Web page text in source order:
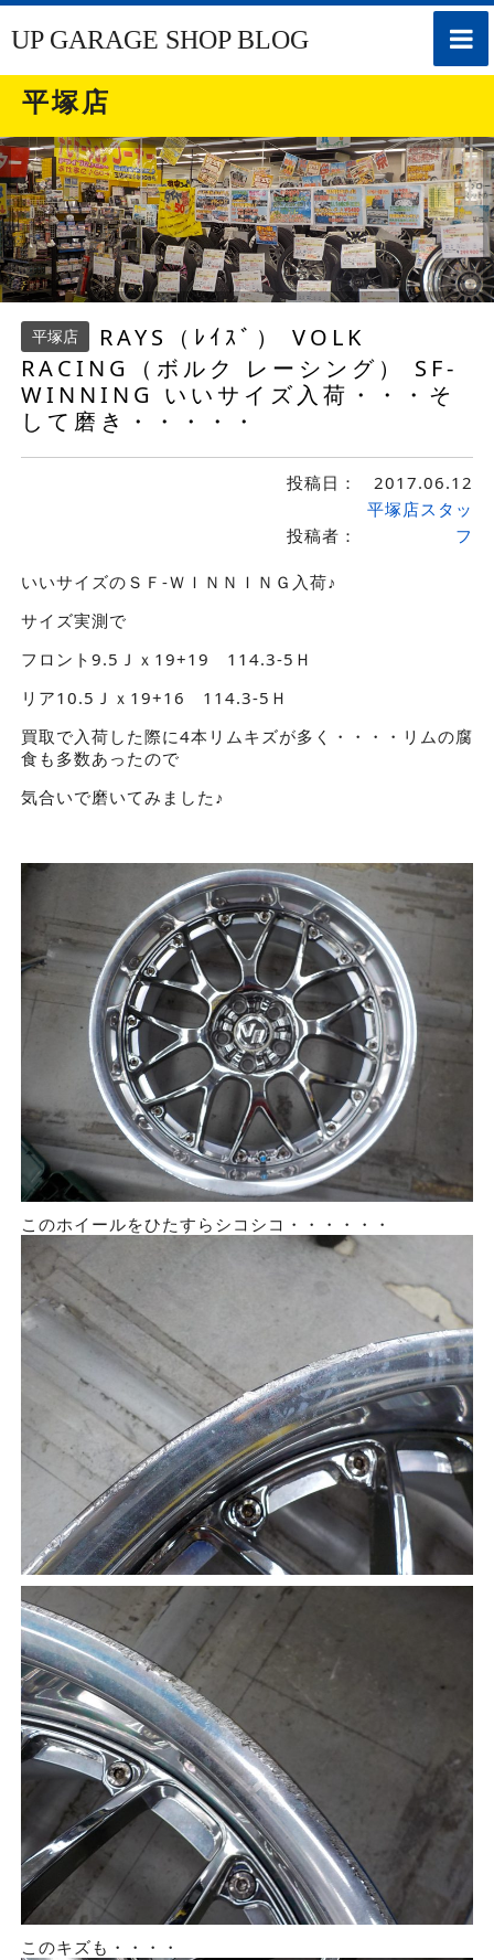
toggle
UP GARAGE SHOP BLOG
平塚店
平塚店
RAYS（ﾚｲｽﾞ） VOLK
RACING（ボルク レーシング） SF-
WINNING いいサイズ入荷・・・そ
して磨き・・・・・
投稿日： 2017.06.12
投稿者：
平塚店スタッ
フ
いいサイズのＳＦ-ＷＩＮＮＩＮＧ入荷♪
サイズ実測で
フロント9.5Ｊｘ19+19 114.3-5Ｈ
リア10.5Ｊｘ19+16 114.3-5Ｈ
買取で入荷した際に4本リムキズが多く・・・・リムの腐
食も多数あったので
気合いで磨いてみました♪
このホイールをひたすらシコシコ・・・・・・
このキズも・・・・